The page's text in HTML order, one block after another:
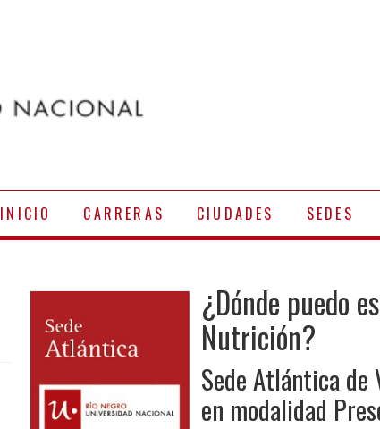
INICIO CARRERAS CIUDADES SEDES
¿Dónde puedo
Nutrición?
Sede Atlántica de
en modalidad